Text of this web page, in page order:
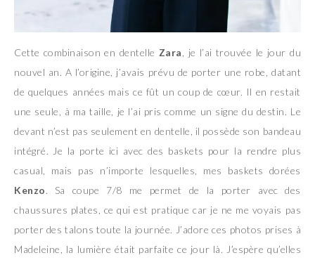
Cette combinaison en dentelle Zara
, je l’ai trouvée le jour du
nouvel an. A l’origine, j’avais prévu de porter une robe, datant
de quelques années mais ce fût un coup de cœur. Il en restait
une seule, à ma taille, je l’ai pris comme un signe du destin. Le
devant n’est pas seulement en dentelle, il possède son bandeau
intégré. Je la porte ici avec des baskets pour la rendre plus
casual, mais pas n’importe lesquelles, mes baskets dorées
Kenzo. Sa coupe 7/8 me permet de la porter avec des
chaussures plates, ce qui est pratique car je ne me voyais pas
porter des talons toute la journée. J’adore ces photos prises à
Madeleine, la lumière était parfaite ce jour là. J’espère qu’elles